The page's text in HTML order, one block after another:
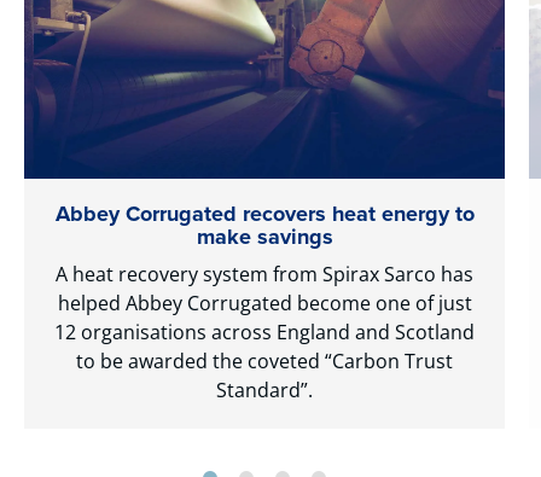
Abbey Corrugated recovers heat energy to
make savings
A heat recovery system from Spirax Sarco has
helped Abbey Corrugated become one of just
12 organisations across England and Scotland
to be awarded the coveted “Carbon Trust
Standard”.